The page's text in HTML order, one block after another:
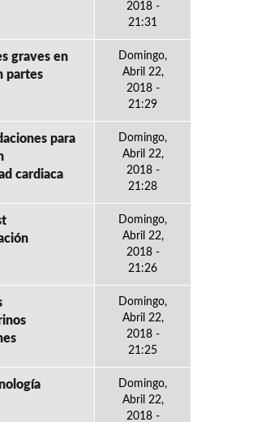
2018 -
21:31
graves en
partes
Domingo,
Abril 22,
2018 -
21:29
para
cardiaca
Domingo,
Abril 22,
2018 -
21:28
Domingo,
Abril 22,
2018 -
21:26
Domingo,
Abril 22,
2018 -
21:25
Domingo,
Abril 22,
2018 -